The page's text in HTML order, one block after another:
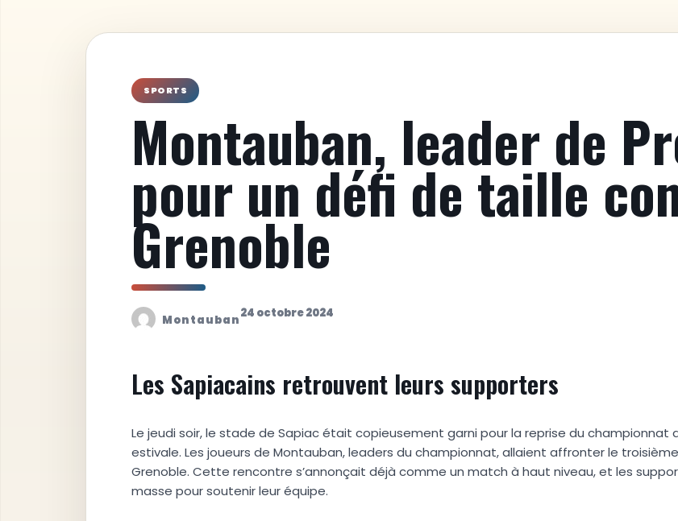
SPORTS
Montauban, leader de
pour un défi de taille
Grenoble
Montauban24 octobre 2024
Les Sapiacains retrouvent leurs supporters
Le jeudi soir, le stade de Sapiac était copieusement garni pour la reprise du championnat
estivale. Les joueurs de Montauban, leaders du championnat, allaient affronter le
Grenoble. Cette rencontre s’annonçait déjà comme un match à haut niveau, et les
masse pour soutenir leur équipe.